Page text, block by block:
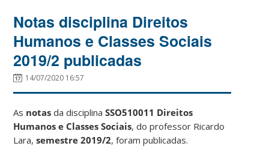
Notas disciplina Direitos
Humanos e Classes Sociais
2019/2 publicadas
14/07/2020 16:57
As notas da disciplinaSSO510011 Direitos
Humanos e Classes Sociais, do professor Ricardo
Lara,semestre 2019/2, foram publicadas.